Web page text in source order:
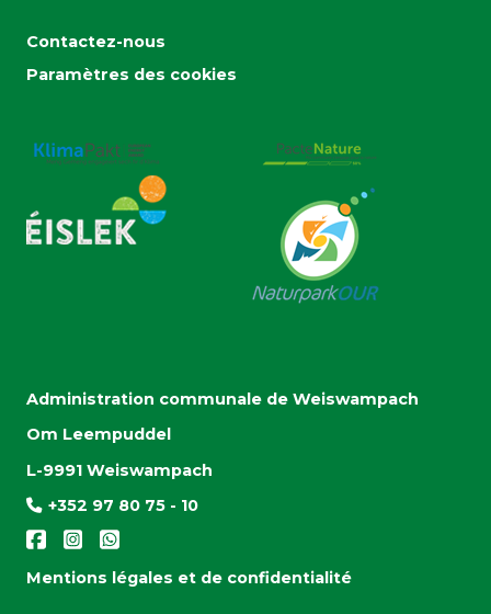
Administration communale de Weiswampach
Om Leempuddel
L-9991 Weiswampach
+352 97 80 75 - 10
Mentions légales et de confidentialité
Contactez-nous
Paramètres des cookies